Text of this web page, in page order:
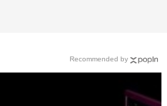
Recommended by